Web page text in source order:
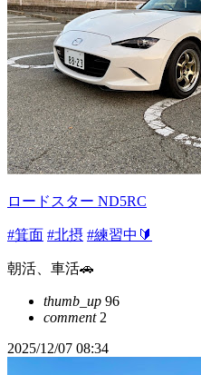
ロードスター ND5RC
#箕面 #北摂 #練習中🔰
朝活、車活🚗
thumb_up 96
comment2
2025/12/07 08:34